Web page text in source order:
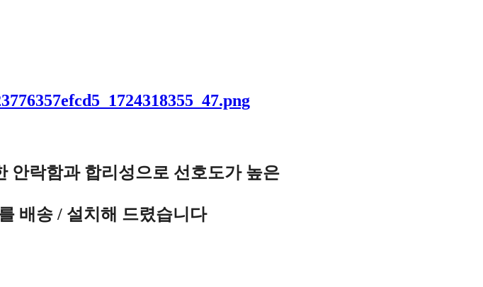
안락함과 합리성으로 선호도가 높은
배송 / 설치해 드렸습니다